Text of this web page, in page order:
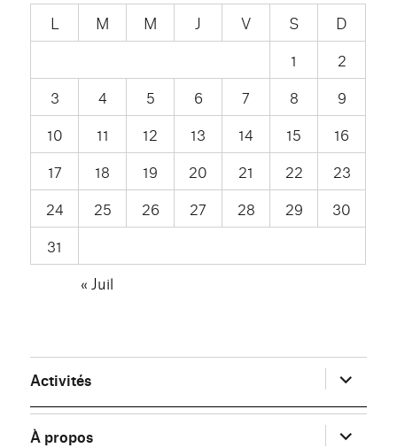
L M M J V S
D
1
2
3
4 5 6 7 8
9
10
11 12 13 14 15
16
17
18 19 20 21 22
23
24
25 26 27 28 29
30
31
« Juil
Activités ouvrir
le
sous-
menu
À propos
ouvrir